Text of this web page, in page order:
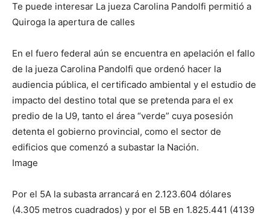
Te puede interesar La jueza Carolina Pandolfi permitió a
Quiroga la apertura de calles
En el fuero federal aún se encuentra en apelación el fallo
de la jueza Carolina Pandolfi que ordenó hacer la
audiencia pública, el certificado ambiental y el estudio de
impacto del destino total que se pretenda para el ex
predio de la U9, tanto el área “verde” cuya posesión
detenta el gobierno provincial, como el sector de
edificios que comenzó a subastar la Nación.
Image
Por el 5A la subasta arrancará en 2.123.604 dólares
(4.305 metros cuadrados) y por el 5B en 1.825.441 (4139